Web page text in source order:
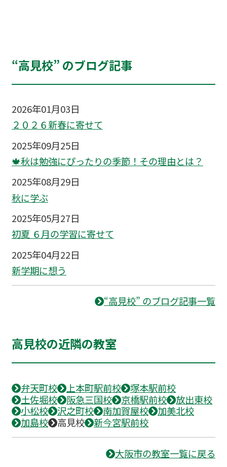
“高見校” のブログ記事
2026年01月03日
２０２６新春に寄せて
2025年09月25日
🍁秋は勉強にぴったりの季節！その理由とは？
2025年08月29日
秋に学ぶ
2025年05月27日
初夏 ６月の学習に寄せて
2025年04月22日
新学期に想う
“高見校” のブログ記事一覧
高見校の近隣の教室
弁天町校 上本町駅前校
塚本駅前校
土佐堀校
阪急三国校 京橋駅前校
放出東校
小松校
沢之町校 南加賀屋校
加美北校
加島校
高見校 新今宮駅前校
大阪市の教室一覧に戻る